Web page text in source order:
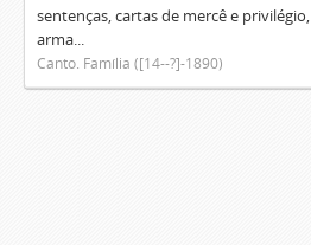
sentenças, cartas de mercê e
arma...
Canto. Família ([14--?]-1890)